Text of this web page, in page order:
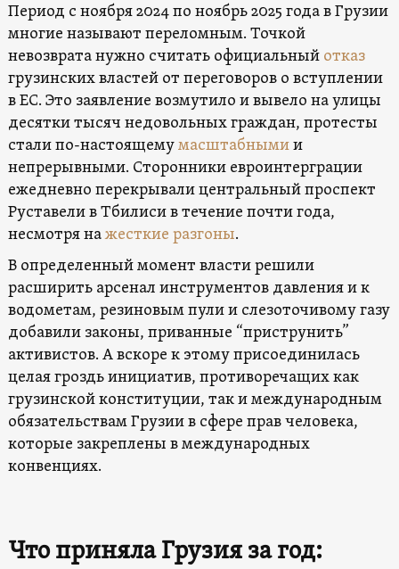
Период с ноября 2024 по ноябрь 2025 года в Грузии
многие называют переломным. Точкой
невозврата нужно считать официальный отказ
грузинских властей от переговоров о вступлении
в ЕС. Это заявление возмутило и вывело на улицы
десятки тысяч недовольных граждан, протесты
стали по-настоящемумасштабнымии
непрерывными. Сторонники евроинтерграции
ежедневно перекрывали центральный проспект
Руставели в Тбилиси в течение почти года,
несмотря нажесткие разгоны.
В определенный момент власти решили
расширить арсенал инструментов давления и к
водометам, резиновым пули и слезоточивому газу
добавили законы, приванные “приструнить”
активистов. А вскоре к этому присоединилась
целая гроздь инициатив, противоречащих как
грузинской конституции, так и международным
обязательствам Грузии в сфере прав человека,
которые закреплены в международных
конвенциях.
Что приняла Грузия за год: